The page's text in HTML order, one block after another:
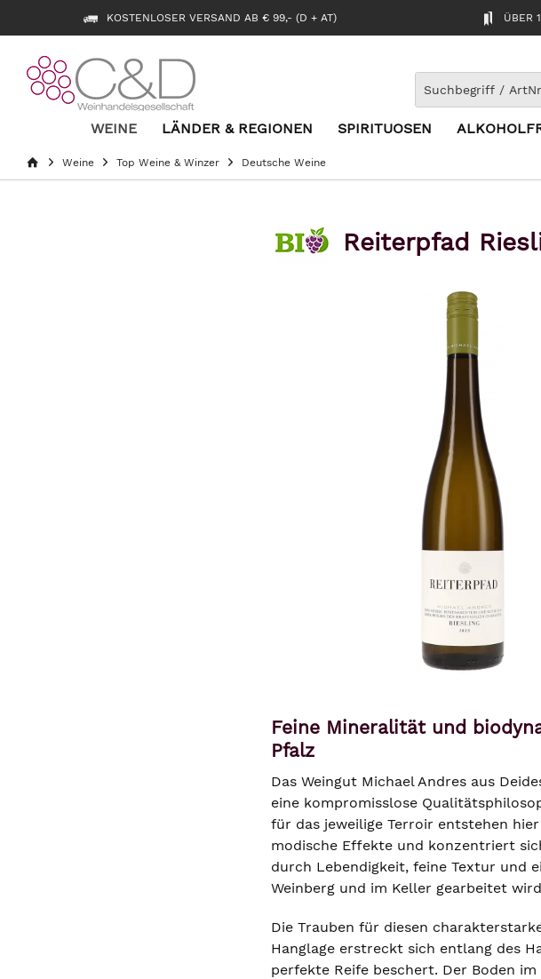
KOSTENLOSER VERSAND AB € 99,- (D + AT) ÜBER
WEINE LÄNDER & REGIONEN SPIRITUOSEN
Weine Top Weine & Winzer Deutsche Weine
Reiterpfad
Feine Mineralität und
Pfalz
Das Weingut Michael Andres aus
eine kompromisslose
für das jeweilige Terroir entstehen
modische Effekte und konzentriert
durch Lebendigkeit, feine Textur und
Weinberg und im Keller gearbeitet
Die Trauben für diesen
Hanglage erstreckt sich entlang des
perfekte Reife beschert. Der Boden